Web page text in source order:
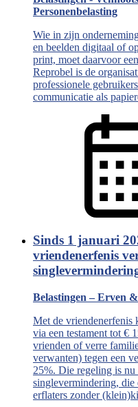
Personenbelasting
Wie in zijn
en beelden digitaal of
print, moet daarvoor
Reprobel is de
professionele
communicatie als
Sinds 1 januari
vriendenerfenis
Belastingen – Erven
Met de vriendenerfenis
via een testament tot €
vrienden of verre
verwanten) tegen een
25%. Die regeling is
singlevermindering, die
erflaters zonder